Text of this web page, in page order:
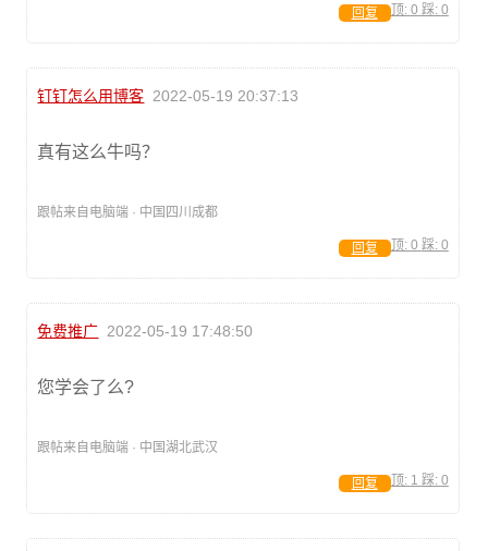
顶: 0 踩: 0
回复
钉钉怎么用博客 2022-05-19 20:37:13
真有这么牛吗？
跟帖来自电脑端 · 中国四川成都
顶: 0 踩: 0
回复
免费推广 2022-05-19 17:48:50
您学会了么?
跟帖来自电脑端 · 中国湖北武汉
顶: 1 踩: 0
回复